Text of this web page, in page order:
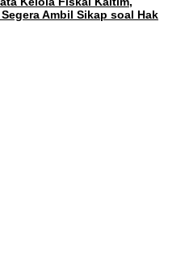
Ambil Sikap soal Hak